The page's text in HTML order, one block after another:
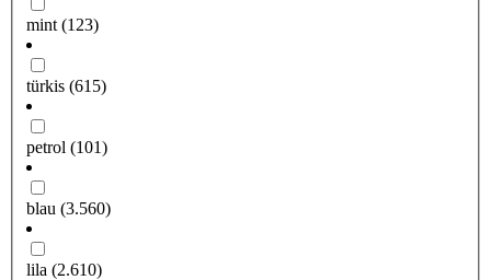
mint (123)
türkis (615)
petrol (101)
blau (3.560)
lila (2.610)